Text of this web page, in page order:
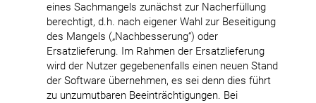
eines Sachmangels zunächst zur Nacherfüllung
berechtigt, d.h. nach eigener Wahl zur Beseitigung
des Mangels („Nachbesserung“) oder
Ersatzlieferung. Im Rahmen der Ersatzlieferung
wird der Nutzer gegebenenfalls einen neuen Stand
der Software übernehmen, es sei denn dies führt
zu unzumutbaren Beeinträchtigungen. Bei